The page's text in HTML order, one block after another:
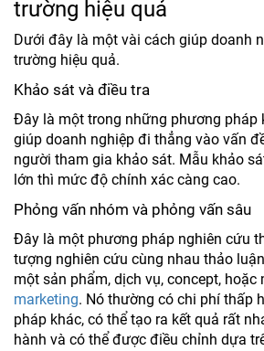
trường hiệu quả
Dưới đây là một vài cách giúp doanh
trường hiệu quả.
Khảo sát và điều tra
Đây là một trong những phương pháp
giúp doanh nghiệp đi thẳng vào vấn
người tham gia khảo sát. Mẫu khảo
lớn thì mức độ chính xác càng cao.
Phỏng vấn nhóm và phỏng vấn sâu
Đây là một phương pháp nghiên cứu
tượng nghiên cứu cùng nhau thảo
một sản phẩm, dịch vụ, concept, hoặc
marketing. Nó thường có chi phí thấp
pháp khác, có thể tạo ra kết quả rất
hành và có thể được điều chỉnh dựa